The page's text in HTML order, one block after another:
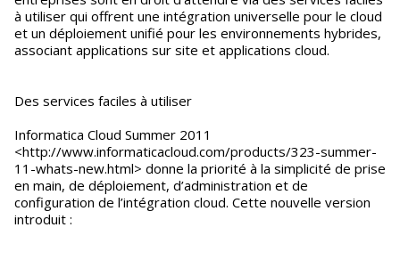
à utiliser qui offrent une intégration universelle pour le cloud
et un déploiement unifié pour les environnements hybrides,
associant applications sur site et applications cloud.
Des services faciles à utiliser
Informatica Cloud Summer 2011
<http://www.informaticacloud.com/products/323-summer-
11-whats-new.html> donne la priorité à la simplicité de prise
en main, de déploiement, d’administration et de
configuration de l’intégration cloud. Cette nouvelle version
introduit :